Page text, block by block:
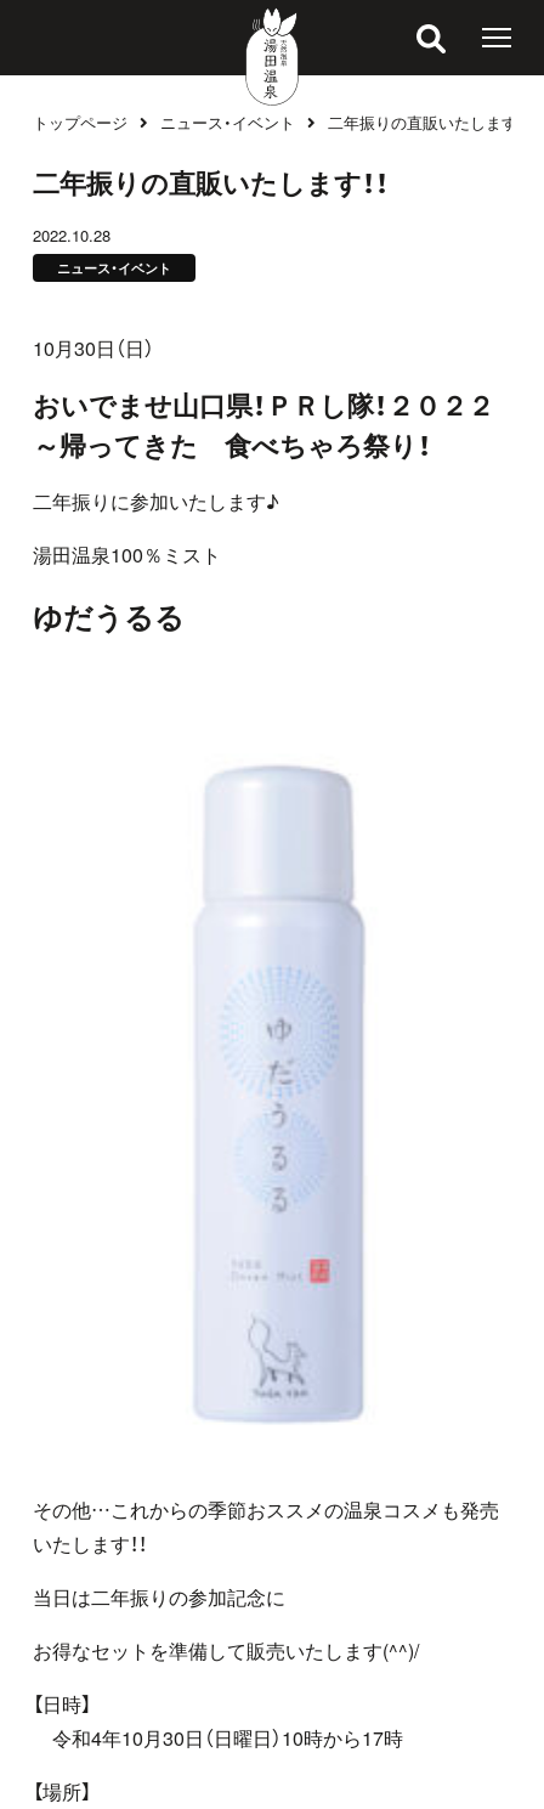
トップページ ニュース・イベント 二年振りの直販いたします！！
ブログ
二年振りの直販いたします！！
2022.10.28
ニュース・イベント
10月30日（日）
おいでませ山口県！ＰＲし隊！２０２２
～帰ってきた 食べちゃろ祭り！
二年振りに参加いたします♪
湯田温泉100％ミスト
ゆだうるる
その他…これからの季節おススメの温泉コスメも発売
いたします！！
当日は二年振りの参加記念に
お得なセットを準備して販売いたします(^^)/
【日時】
令和4年10月30日（日曜日）10時から17時
【場所】